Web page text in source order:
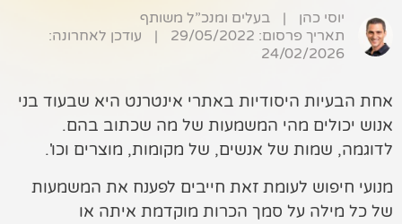
קידום אתרים
פרסום בגוגל
רשתות חברתיות
שיווק לאתרי
סחר
קייס סטאדי
יוסי כהן |
בעלים ומנכ”ל משותף
תאריך פרסום: 29/05/2022
|
עודכן לאחרונה:
24/02/2026
אחת הבעיות היסודיות באתרי אינטרנט היא שבעוד בני
אנוש יכולים מהי המשמעות של מה שכתוב בהם.
לדוגמה, שמות של אנשים, של מקומות, מוצרים וכו'.
מנועי חיפוש לעומת זאת חייבים לפענח את המשמעות
של כל מילה על סמך הכרות מוקדמת איתה או